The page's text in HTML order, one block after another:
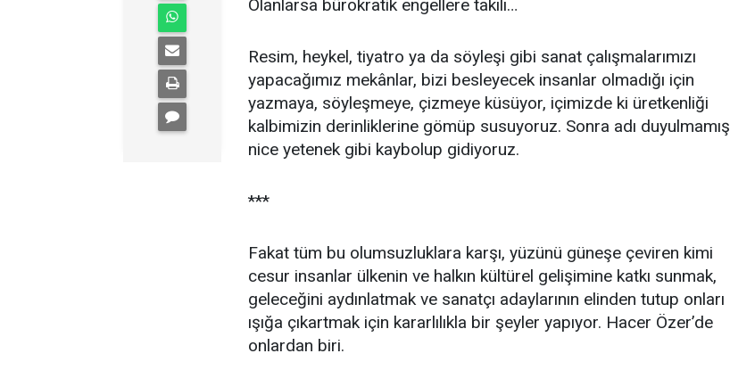
Olanlarsa bürokratik engellere takılı…
Resim, heykel, tiyatro ya da söyleşi gibi sanat çalışmalarımızı
yapacağımız mekânlar, bizi besleyecek insanlar olmadığı için
yazmaya, söyleşmeye, çizmeye küsüyor, içimizde ki üretkenliği
kalbimizin derinliklerine gömüp susuyoruz. Sonra adı duyulmamış
nice yetenek gibi kaybolup gidiyoruz.
***
Fakat tüm bu olumsuzluklara karşı, yüzünü güneşe çeviren kimi
cesur insanlar ülkenin ve halkın kültürel gelişimine katkı sunmak,
geleceğini aydınlatmak ve sanatçı adaylarının elinden tutup onları
ışığa çıkartmak için kararlılıkla bir şeyler yapıyor. Hacer Özer’de
onlardan biri.